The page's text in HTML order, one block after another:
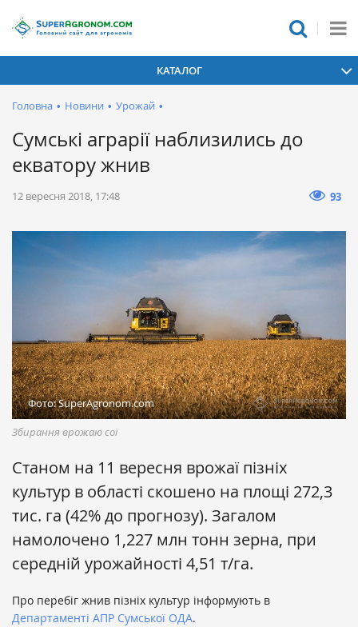
КАТАЛОГ
Головна • Новини • Урожай •
Сумські аграрії наблизились до
екватору жнив
12 вересня 2018, 17:48 93
Фото: SuperAgronom.com
Збирання врожаю сої
Станом на 11 вересня врожаї пізніх
культур в області скошено на площі 272,3
тис. га (42% до прогнозу). Загалом
намолочено 1,227 млн тонн зерна, при
середній урожайності 4,51 т/га.
Про перебіг жнив пізніх культур інформують в
Департаменті АПР Сумської ОДА.